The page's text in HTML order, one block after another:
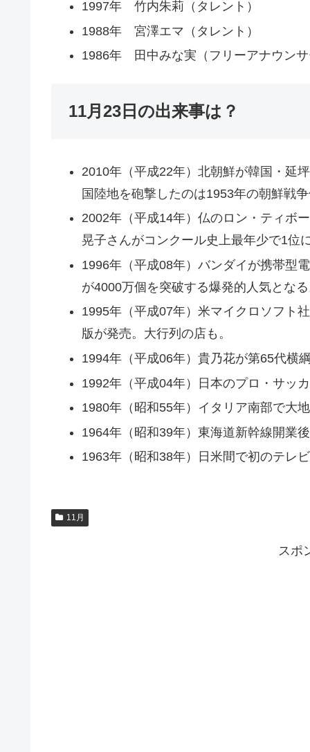
1997年 竹内朱莉（タレント）
1988年 宮澤エマ（タレント）
1986年 田中みな実（フリーアナウンサ
11月23日の出来事は？
2010年（平成22年）北朝鮮が韓国・延
国陸地を砲撃したのは1953年の朝鮮戦争
2002年（平成14年）仏のロン・ティボ
晃子さんがコンクール史上最年少で1位に
1996年（平成08年）バンダイが携帯型
が4000万個を突破する爆発的人気となる
1995年（平成07年）米マイクロソフト
版が発売。大行列の店も。
1994年（平成06年）貴乃花が第65代横綱
1992年（平成04年）日本のプロ・サッ
1980年（昭和55年）イタリア南部で大
1964年（昭和39年）東海道新幹線開業
1963年（昭和38年）日米間で初のテレ
11月
スポ